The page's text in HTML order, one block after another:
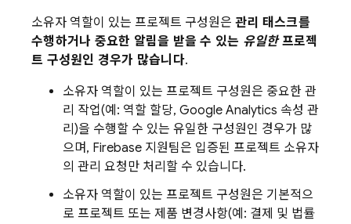
소유자 역할이 있는 프로젝트 구성원은 관리 태스크를
수행하거나 중요한 알림을 받을 수 있는 유일한프로젝
트 구성원인 경우가 많습니다.
소유자 역할이 있는 프로젝트 구성원은 중요한 관
리 작업(예: 역할 할당, Google Analytics 속성 관
리)을 수행할 수 있는 유일한 구성원인 경우가 많
으며, Firebase 지원팀은 입증된 프로젝트 소유자
의 관리 요청만 처리할 수 있습니다.
소유자 역할이 있는 프로젝트 구성원은 기본적으
로 프로젝트 또는 제품 변경사항(예: 결제 및 법률